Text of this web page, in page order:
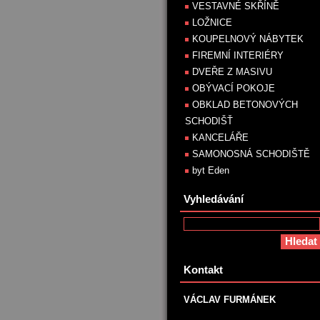
VESTAVNÉ SKŘÍNĚ
LOŽNICE
KOUPELNOVÝ NÁBYTEK
FIREMNÍ INTERIÉRY
DVEŘE Z MASIVU
OBÝVACÍ POKOJE
OBKLAD BETONOVÝCH
SCHODIŠŤ
KANCELÁŘE
SAMONOSNÁ SCHODIŠTĚ
byt Eden
Vyhledávání
Kontakt
VÁCLAV FURMÁNEK